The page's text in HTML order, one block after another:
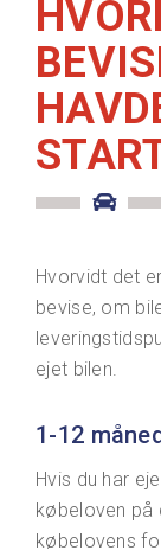
Hvorvidt det
bevise, om
ejet bilen.
1-12
Hvis du har
købeloven på
købelovens